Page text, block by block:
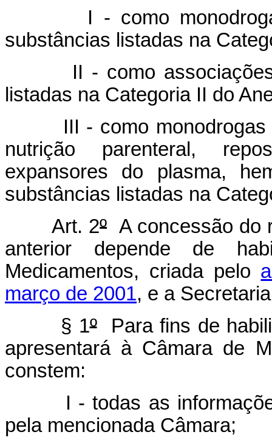
I - como monodrogas,
substâncias listadas na
II - como associações,
listadas na Categoria II do
III - como monodrogas
nutrição parenteral,
expansores do plasma,
substâncias listadas na
Art. 2ºA concessão do
anterior depende de
Medicamentos, criada pelo
março de 2001, e a
§ 1ºPara fins de
apresentará à Câmara de
constem:
I - todas as informações
pela mencionada Câmara;